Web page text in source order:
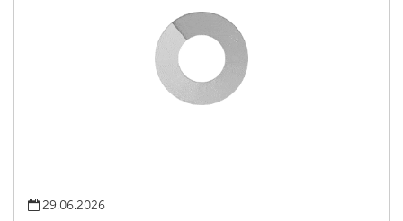
29.06.2026